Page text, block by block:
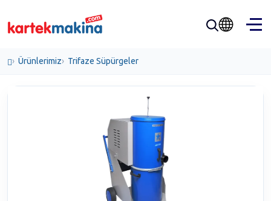
Ürünlerimiz Trifaze Süpürgeler